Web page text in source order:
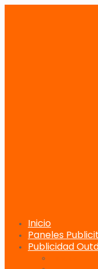
Inicio
Paneles
Publicidad